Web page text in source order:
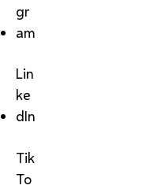
gr
am
Lin
ke
dIn
Tik
To